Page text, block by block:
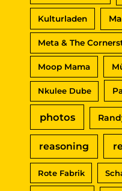
Kulturladen
Meta & The
Moop Mama
Nkulee Dube
photos
reasoning
Rote Fabrik